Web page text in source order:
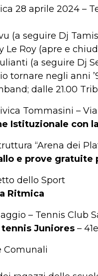
28 aprile 2024 –
(a seguire Dj
Le Roy (apre e
(a seguire Dj
tornare negli anni
dalle 21.00
Tommasini –
Istituzionale con
“Arena dei
e prove gratuite
dello Sport
Ritmica
– Tennis Club
Juniores –
Comunali